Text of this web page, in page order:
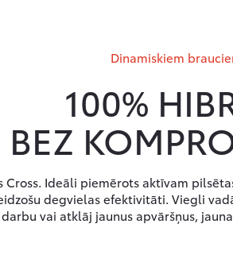
Dinamiskiem
100%
BEZ
Cross. Ideāli piemērots aktīvam
degvielas efektivitāti. Viegli
darbu vai atklāj jaunus apvāršņus,